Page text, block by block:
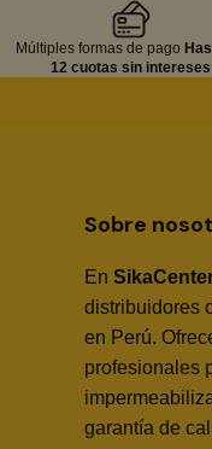
Múltiples formas de pago
12 cuotas sin intereses
Sobre
En
distribuidores
en Perú.
profesionales
garantía de